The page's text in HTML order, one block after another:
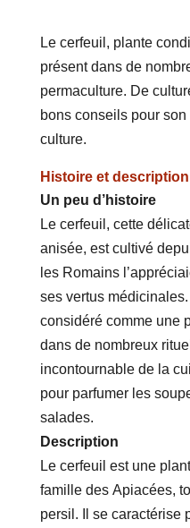
Le cerfeuil, plante
présent dans de
permaculture. De
bons conseils pour son
culture.
Histoire et
Un peu d’histoire
Le cerfeuil, cette
anisée, est cultivé
les Romains
ses vertus
considéré comme une
dans de nombreux
incontournable de la
pour parfumer les
salades.
Description
Le cerfeuil est une
famille des Apiacées,
persil. Il se caractérise